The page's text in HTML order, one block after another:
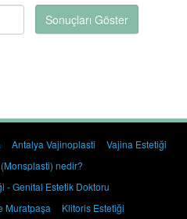
Sonuçları Göster
Antalya Vajinoplasti
Vajina Estetiği
nedir?
- Genital Estetik Doktoru
Muratpaşa
Klitoris Estetiği